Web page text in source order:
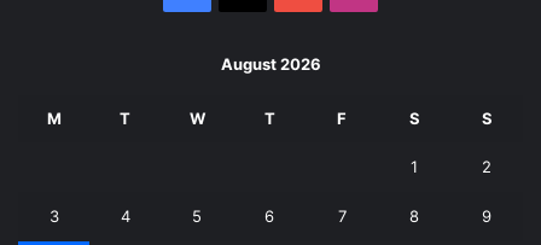
August 2026
M T W T F S S
1 2
3 4 5 6 7 8 9